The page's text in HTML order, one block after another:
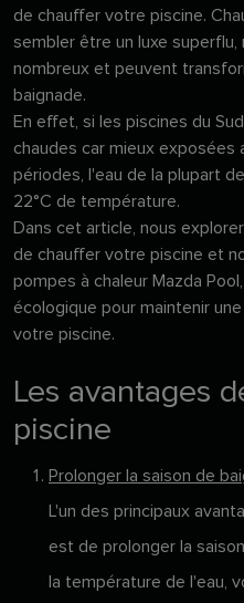
de chauffer votre piscine.
sembler être un luxe
nombreux et peuvent
baignade.
En effet, si les piscines du
chaudes car mieux exposées
périodes, l'eau de la plupart
22°C de température.
Dans cet article, nous
de chauffer votre piscine et
pompes à chaleur Mazda
écologique pour maintenir
votre piscine.
Les avantages
piscine
Prolonger la saison de
L'un des principaux
est de prolonger la
la température de l'eau,